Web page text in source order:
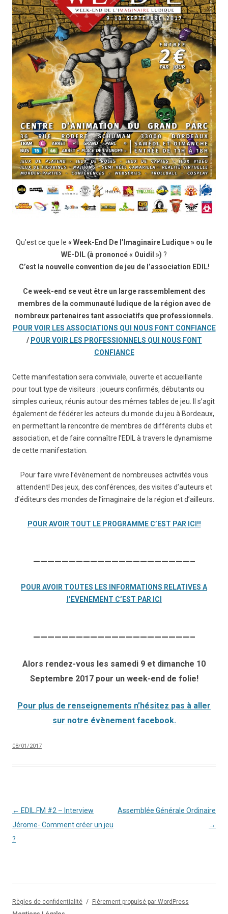
Qu’est ce que le « Week-End De l’Imaginaire Ludique » ou le
WE-DIL (à prononcé « Ouidil ») ?
C’est la nouvelle convention de jeu de l’association EDIL!
Ce week-end se veut être un large rassemblement des
membres de la communauté ludique de la région avec de
nombreux partenaires tant associatifs que professionnels.
POUR VOIR LES ASSOCIATIONS QUI NOUS FONT CONFIANCE
/ POUR VOIR LES PROFESSIONNELS QUI NOUS FONT
CONFIANCE
Cette manifestation sera conviviale, ouverte et accueillante
pour tout type de visiteurs : joueurs confirmés, débutants ou
simples curieux, réunis autour des mêmes tables de jeu. Il s’agit
également de fédérer les acteurs du monde du jeu à Bordeaux,
en permettant la rencontre de membres de différents clubs et
association, et de faire connaître l’EDIL à travers le dynamisme
de cette manifestation.
Pour faire vivre l’évènement de nombreuses activités vous
attendent! Des jeux, des conférences, des visites d’auteurs et
d’éditeurs des mondes de l’imaginaire de la région et d’ailleurs.
POUR AVOIR TOUT LE PROGRAMME C’EST PAR ICI!!
——————————————————————–
POUR AVOIR TOUTES LES INFORMATIONS RELATIVES A
l’EVENEMENT C’EST PAR ICI
——————————————————————–
Alors rendez-vous les samedi 9 et dimanche 10
Septembre 2017 pour un week-end de folie!
Pour plus de renseignements n’hésitez pas à aller
sur notre évènement facebook.
08/01/2017
Navigation
des
articles
← EDIL.FM #2 – Interview
Jérome- Comment créer un jeu
?
Assemblée Générale Ordinaire
→
Règles de confidentialité
Fièrement propulsé par WordPress